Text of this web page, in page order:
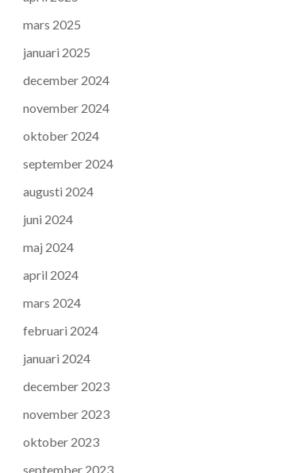
mars 2025
januari 2025
december 2024
november 2024
oktober 2024
september 2024
augusti 2024
juni 2024
maj 2024
april 2024
mars 2024
februari 2024
januari 2024
december 2023
november 2023
oktober 2023
september 2023